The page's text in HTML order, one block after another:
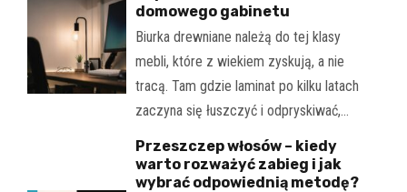
domowego gabinetu
Biurka drewniane należą do tej klasy
mebli, które z wiekiem zyskują, a nie
tracą. Tam gdzie laminat po kilku latach
zaczyna się łuszczyć i odpryskiwać,…
Przeszczep włosów – kiedy
warto rozważyć zabieg i jak
wybrać odpowiednią metodę?